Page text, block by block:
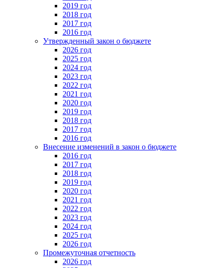
2019 год
2018 год
2017 год
2016 год
Утвержденный закон о бюджете
2026 год
2025 год
2024 год
2023 год
2022 год
2021 год
2020 год
2019 год
2018 год
2017 год
2016 год
Внесение изменений в закон о бюджете
2016 год
2017 год
2018 год
2019 год
2020 год
2021 год
2022 год
2023 год
2024 год
2025 год
2026 год
Промежуточная отчетность
2026 год